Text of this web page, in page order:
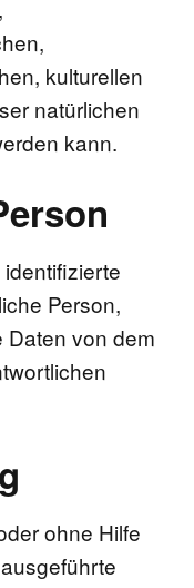
kulturellen
natürlichen
kann.
Person,
von dem
ohne Hilfe